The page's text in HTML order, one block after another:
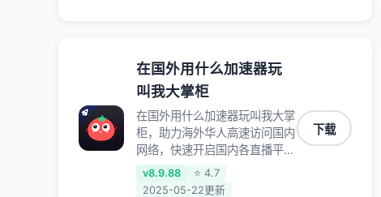
在国外用什么加速器玩
叫我大掌柜
在国外用什么加速器玩叫我大掌
柜，助力海外华人高速访问国内
网络，快速开启国内各直播平
台,解决国内视频、音乐卡顿问
题；更能加速海量国服游戏，超
v8.9.88
⭐ 4.7
2025-05-22更新
下载